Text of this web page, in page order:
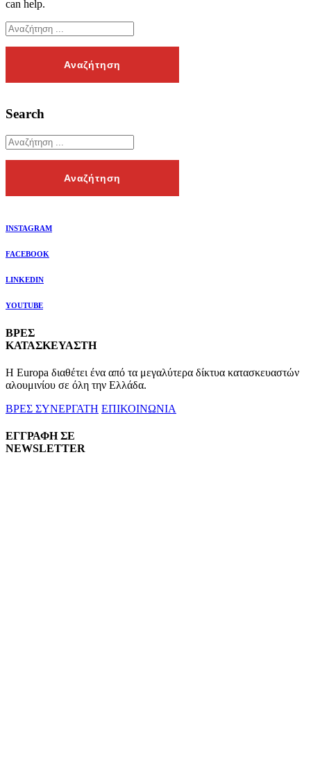
can help.
Search
INSTAGRAM
FACEBOOK
LINKEDIN
YOUTUBE
ΒΡΕΣ
ΚΑΤΑΣΚΕΥΑΣΤΗ
Η Europa διαθέτει ένα από τα μεγαλύτερα δίκτυα κατασκευαστών
αλουμινίου σε όλη την Ελλάδα.
ΒΡΕΣ ΣΥΝΕΡΓΑΤΗ ΕΠΙΚΟΙΝΩΝΙΑ
ΕΓΓΡΑΦΗ ΣΕ
NEWSLETTER